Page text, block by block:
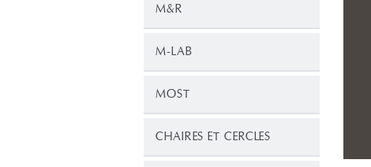
M&R
M-LAB
MOST
CHAIRES ET CERCLES